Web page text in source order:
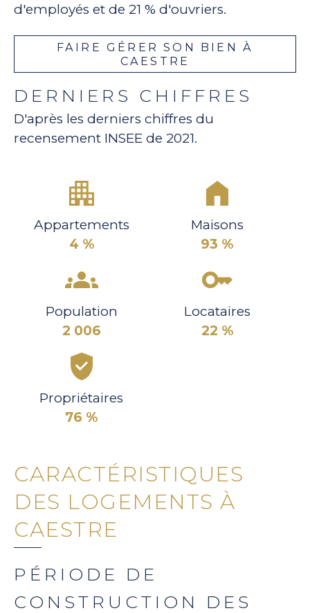
d'employés et de 21 % d'ouvriers.
FAIRE GÉRER SON BIEN À
CAESTRE
DERNIERS CHIFFRES
D'après les derniers chiffres du
recensement INSEE de 2021.
Appartements
4 %
Maisons
93 %
Population
2 006
Locataires
22 %
Propriétaires
76 %
CARACTÉRISTIQUES
DES LOGEMENTS À
CAESTRE
PÉRIODE DE
CONSTRUCTION DES